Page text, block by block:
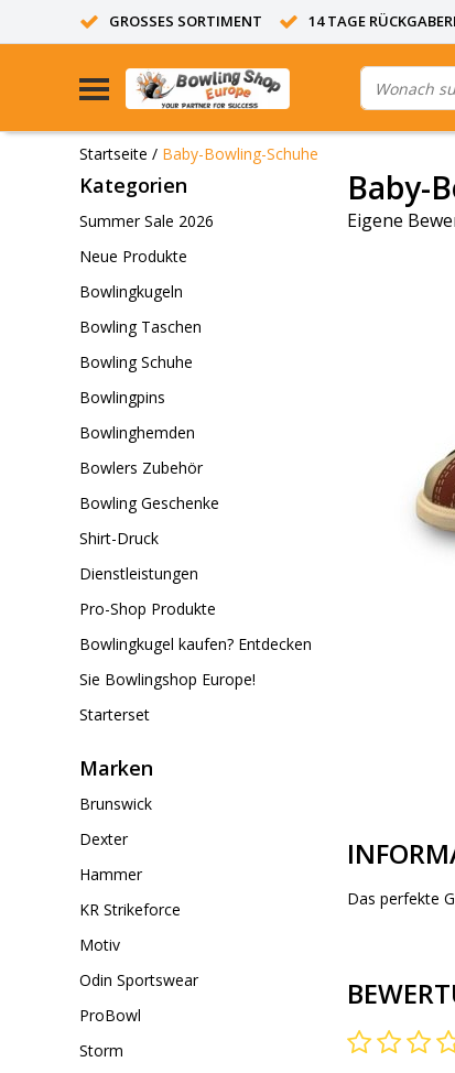
GROSSES SORTIMENT 14 TAGE
Startseite / Baby-Bowling-Schuhe
Kategorien
Summer Sale 2026
Neue Produkte
Bowlingkugeln
Bowling Taschen
Bowling Schuhe
Bowlingpins
Bowlinghemden
Bowlers Zubehör
Bowling Geschenke
Shirt-Druck
Dienstleistungen
Pro-Shop Produkte
Bowlingkugel kaufen? Entdecken
Sie Bowlingshop Europe!
Starterset
Marken
Brunswick
Dexter
Hammer
KR Strikeforce
Motiv
Odin Sportswear
ProBowl
Storm
Baby-
Eigene
Das perfekte